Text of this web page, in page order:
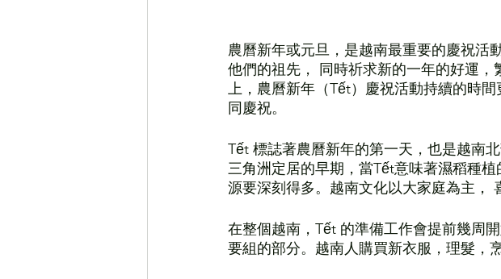
農曆新年或元旦，是越南最重要的慶祝活
他們的祖先， 同時祈求新的一年的好運
上，農曆新年（Tết）慶祝活動持續的時
同慶祝。
Tết 標誌著農曆新年的第一天，也是越南
三角洲定居的早期，當Tết意味著濕稻種
源要深刻得多。越南文化以大家庭為主，
在整個越南，Tết 的準備工作會提前幾周
要組的部分。越南人購買新衣服，理髮，